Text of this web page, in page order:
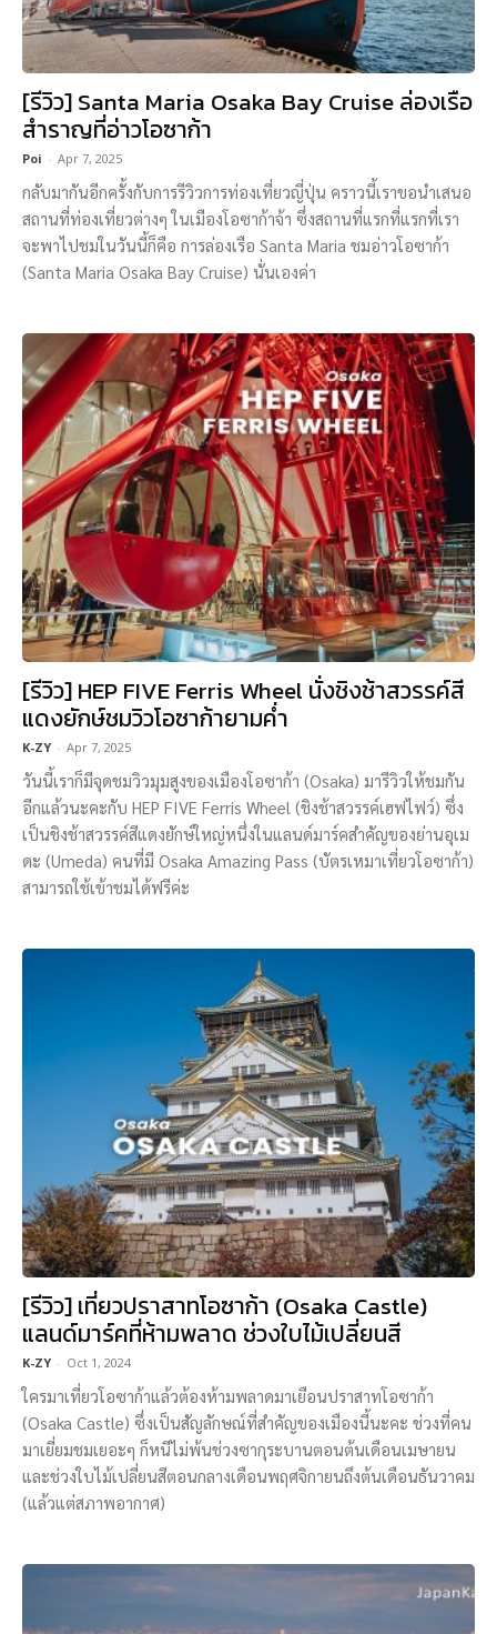
[รีวิว] Santa Maria Osaka Bay Cruise ล่องเรือ
สำราญที่อ่าวโอซาก้า
Poi - Apr 7, 2025
กลับมากันอีกครั้งกับการรีวิวการท่องเที่ยวญี่ปุ่น คราวนี้เราขอนำเสนอ
สถานที่ท่องเที่ยวต่างๆ ในเมืองโอซาก้าจ้า ซึ่งสถานที่แรกที่แรกที่เรา
จะพาไปชมในวันนี้ก็คือ การล่องเรือ Santa Maria ชมอ่าวโอซาก้า
(Santa Maria Osaka Bay Cruise) นั่นเองค่า
[รีวิว] HEP FIVE Ferris Wheel นั่งชิงช้าสวรรค์สี
แดงยักษ์ชมวิวโอซาก้ายามค่ำ
K-ZY - Apr 7, 2025
วันนี้เราก็มีจุดชมวิวมุมสูงของเมืองโอซาก้า (Osaka) มารีวิวให้ชมกัน
อีกแล้วนะคะกับ HEP FIVE Ferris Wheel (ชิงช้าสวรรค์เฮฟไฟว์) ซึ่ง
เป็นชิงช้าสวรรค์สีแดงยักษ์ใหญ่หนึ่งในแลนด์มาร์คสำคัญของย่านอุเม
ดะ (Umeda) คนที่มี Osaka Amazing Pass (บัตรเหมาเที่ยวโอซาก้า)
สามารถใช้เข้าชมได้ฟรีค่ะ
[รีวิว] เที่ยวปราสาทโอซาก้า (Osaka Castle)
แลนด์มาร์คที่ห้ามพลาด ช่วงใบไม้เปลี่ยนสี
K-ZY - Oct 1, 2024
ใครมาเที่ยวโอซาก้าแล้วต้องห้ามพลาดมาเยือนปราสาทโอซาก้า
(Osaka Castle) ซึ่งเป็นสัญลักษณ์ที่สำคัญของเมืองนี้นะคะ ช่วงที่คน
มาเยี่ยมชมเยอะๆ ก็หนีไม่พ้นช่วงซากุระบานตอนต้นเดือนเมษายน
และช่วงใบไม้เปลี่ยนสีตอนกลางเดือนพฤศจิกายนถึงต้นเดือนธันวาคม
(แล้วแต่สภาพอากาศ)